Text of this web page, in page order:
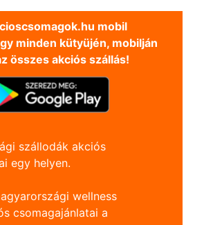
mobil
minden kütyüjén, mobilján
összes akciós szállás!
szállodák akciós
egy helyen.
wellness
csomagajánlatai a